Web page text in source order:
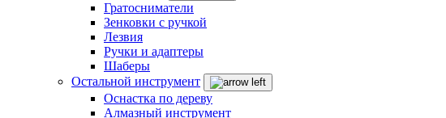
Гратосниматели
Зенковки с ручкой
Лезвия
Ручки и адаптеры
Шаберы
Остальной инструмент
Оснастка по дереву
Алмазный инструмент